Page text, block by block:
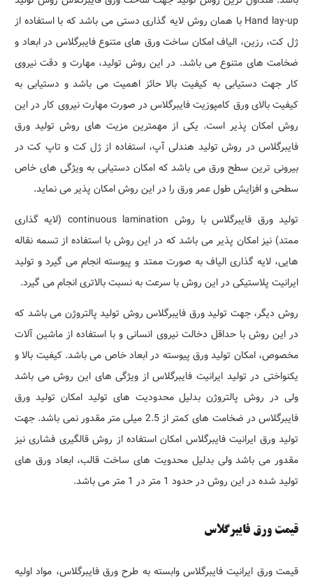
Hand lay-up با همان روش لایه گذاری دستی می باشد که با استفاده از
ژل کت، رزین، الیاف امکان ساخت ورق های متنوع فایبرگلاس در ابعاد و
ضخامت های متنوع می باشد. در این روش تولید، مهارت و دقت نیروی
کار جهت دستیابی به کیفیت بالا حائز اهمیت می باشد و دستیابی به
کیفیت بالای ورق کامپوزیت فایبرگلاس در صورت مهارت نیروی کار در این
روش امکان پذیر است. یکی از مهمترین مزیت های روش تولید ورق
فایبرگلاس در روش تولید هندلی آپ، استفاده از ژل کت و تاپ کت در
بیرونی ترین سطح ورق می باشد که امکان دستیابی به ویژگی های خاص
سطحی و افزایش طول عمر ورق را در این روش امکان پذیر می نماید.
تولید ورق فایبرگلاس با روش continuous lamination (لایه گذاری
ممتد) نیز امکان پذیر می باشد که در این روش با استفاده از تسمه نقاله
هایی، لایه گذاری الیاف به صورت ممتد و پیوسته انجام می گیرد و تولید
ایرانیت پلاستیکی در این روش با سرعت به نسبت بالاتری انجام می گیرد.
روش دیگر، جهت تولید ورق فایبرگلاس روش تولید پالتروژن می باشد که
در این روش با حداقل دخالت نیروی انسانی و با استفاده از ماشین آلات
مخصوص، امکان تولید ورق پیوسته در ابعاد خاص می باشد. کیفیت بالا و
یکنواختی در تولید ایرانیت فایبرگلاس از ویژگی های این روش می باشد
ولی در روش پالتروژن بدلیل محدودیت های تولید امکان تولید ورق
فایبرگلاس در ضخامت های کمتر از 2.5 میلی متر مقدور نمی باشد. جهت
تولید ورق ایرانیت فایبرگلاس امکان استفاده از روش قالگیری فشاری نیز
مقدور می باشد ولی بدلیل محدویت های ساخت قالب، ابعاد ورق های
تولید شده در این روش در حدود 1 متر در 1 متر می باشد.
قیمت ورق فایبرگلاس
قیمت ورق ایرانیت فایبرگلاس وابسته به طرح ورق فایبرگلاس، مواد اولیه